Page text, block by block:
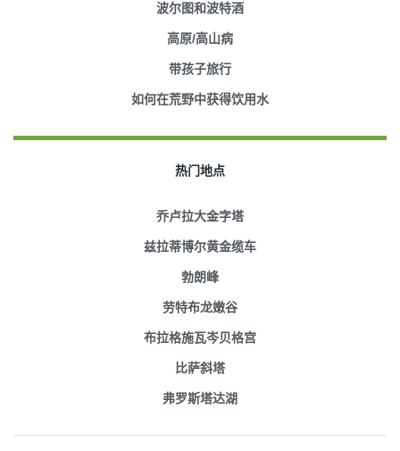
波尔图和波特酒
高原/高山病
带孩子旅行
如何在荒野中获得饮用水
热门地点
乔卢拉大金字塔
兹拉蒂博尔黄金缆车
勃朗峰
劳特布龙嫩谷
布拉格施瓦岑贝格宫
比萨斜塔
弗罗斯塔达湖